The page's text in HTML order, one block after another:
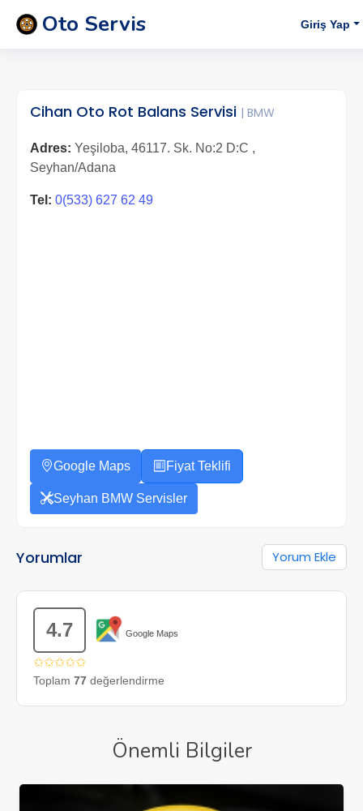
Oto Servis Giriş Yap
Cihan Oto Rot Balans Servisi | BMW
Adres: Yeşiloba, 46117. Sk. No:2 D:C ,
Seyhan/Adana
Tel: 0(533) 627 62 49
Google Maps Fiyat Teklifi
Seyhan BMW Servisler
Yorumlar Yorum Ekle
4.7 Google Maps
✩✩✩✩✩
Toplam 77 değerlendirme
Önemli Bilgiler